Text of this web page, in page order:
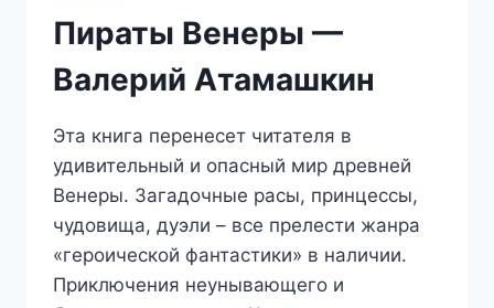
Пираты Венеры —
Валерий Атамашкин
Эта книга перенесет читателя в
удивительный и опасный мир древней
Венеры. Загадочные расы, принцессы,
чудовища, дуэли – все прелести жанра
«героической фантастики» в наличии.
Приключения неунывающего и